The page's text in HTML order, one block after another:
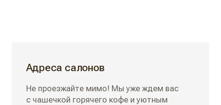
Адреса салонов
Не проезжайте мимо! Мы уже ждем вас
с чашечкой горячего кофе и уютным